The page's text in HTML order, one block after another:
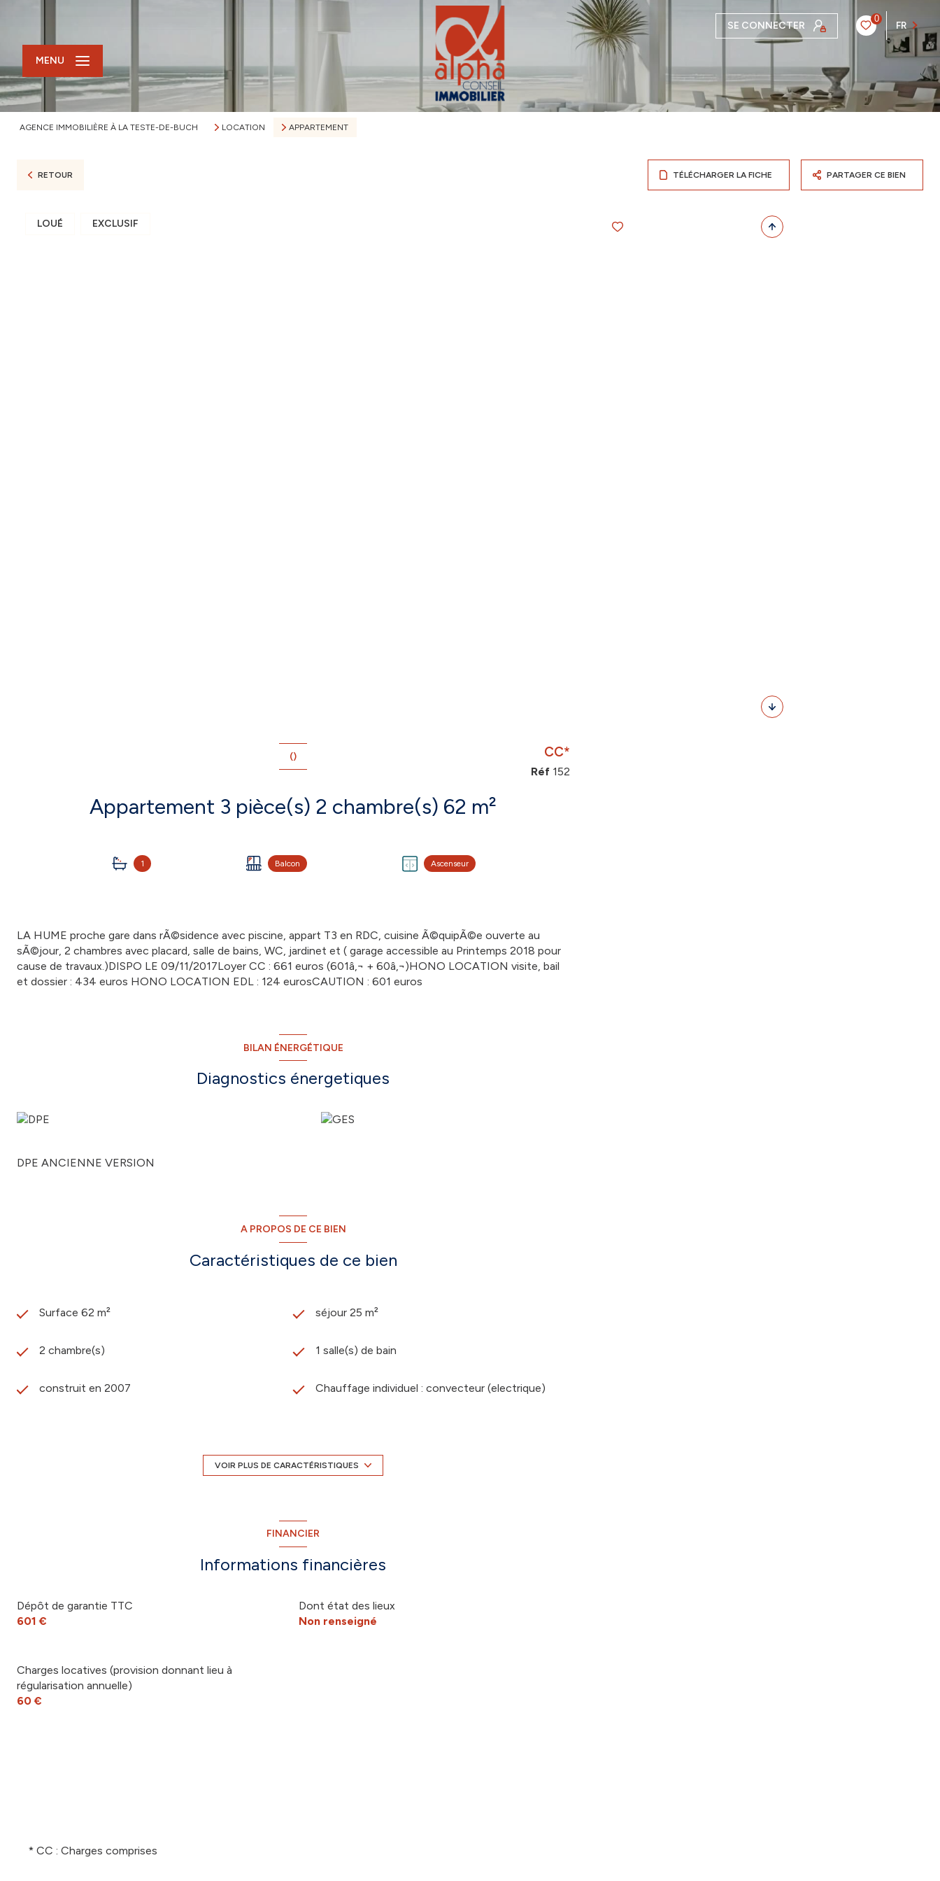
SE CONNECTER
0
FR
MENU
AGENCE IMMOBILIÈRE À LA TESTE-DE-BUCH LOCATION APPARTEMENT
RETOUR TÉLÉCHARGER LA FICHE PARTAGER CE BIEN
LOUÉ EXCLUSIF
()
Appartement 3 pièce(s) 2 chambre(s) 62 m²
1 Balcon Ascenseur
CC*
Réf 152
LA HUME proche gare dans rÃ©sidence avec piscine, appart T3 en RDC, cuisine Ã©quipÃ©e ouverte au
sÃ©jour, 2 chambres avec placard, salle de bains, WC, jardinet et ( garage accessible au Printemps 2018 pour
cause de travaux.)DISPO LE 09/11/2017Loyer CC : 661 euros (601â‚¬ + 60â‚¬)HONO LOCATION visite, bail
et dossier : 434 euros HONO LOCATION EDL : 124 eurosCAUTION : 601 euros
BILAN ÉNERGÉTIQUE
Diagnostics énergetiques
DPE ANCIENNE VERSION
A PROPOS DE CE BIEN
Caractéristiques de ce bien
Surface 62 m² séjour 25 m²
2 chambre(s) 1 salle(s) de bain
construit en 2007 Chauffage individuel : convecteur (electrique)
ascenseur
quartier Gare
VOIR PLUS DE CARACTÉRISTIQUES
FINANCIER
Informations financières
Dont état des lieux
Non renseigné
Dépôt de garantie TTC
601 €
Charges locatives (provision donnant lieu à
régularisation annuelle)
60 €
* CC : Charges comprises